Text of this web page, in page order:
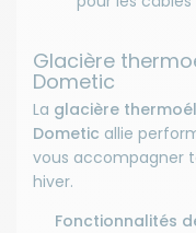
Glacière
Dometic
La glacière
Dometic allie
vous accompagner
hiver.
Fonctionnalités